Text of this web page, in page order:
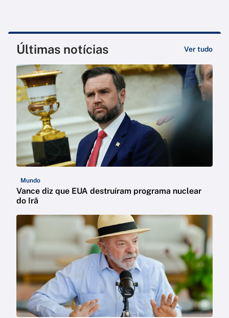
Últimas notícias Ver tudo
Mundo
Vance diz que EUA destruíram programa nuclear
do Irã